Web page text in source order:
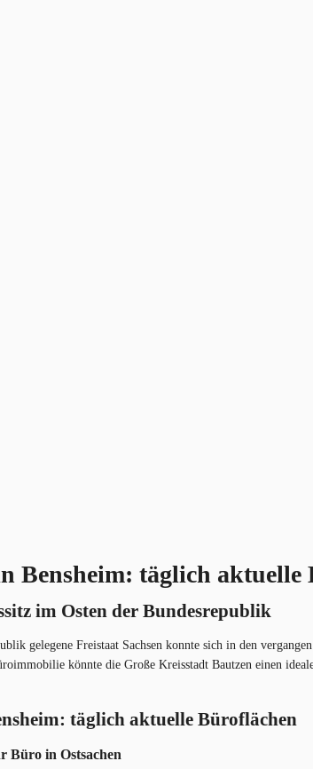
Bensheim: täglich aktuelle
im Osten der Bundesrepublik
gelegene Freistaat Sachsen konnte sich in den
könnte die Große Kreisstadt Bautzen einen
täglich aktuelle Büroflächen
Büro in Ostsachen